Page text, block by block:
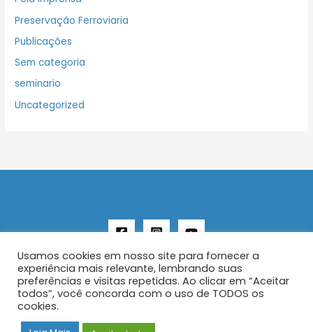
Preservação Ferroviaria
Publicações
Sem categoria
seminario
Uncategorized
Copyright © 2026 AENFER
Construído por IurySan
Usamos cookies em nosso site para fornecer a
experiência mais relevante, lembrando suas
preferências e visitas repetidas. Ao clicar em “Aceitar
todos”, você concorda com o uso de TODOS os
cookies.